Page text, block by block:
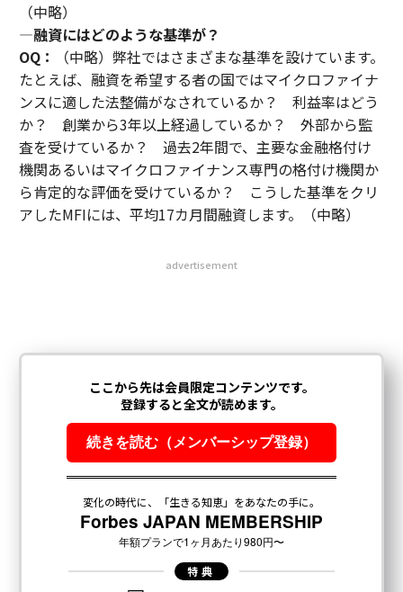
（中略）
―融資にはどのような基準が？
OQ：
（中略）弊社ではさまざまな基準を設けています。
たとえば、融資を希望する者の国ではマイクロファイナ
ンスに適した法整備がなされているか？ 利益率はどう
か？ 創業から3年以上経過しているか？ 外部から監
査を受けているか？ 過去2年間で、主要な金融格付け
機関あるいはマイクロファイナンス専門の格付け機関か
ら肯定的な評価を受けているか？ こうした基準をクリ
アしたMFIには、平均17カ月間融資します。（中略）
advertisement